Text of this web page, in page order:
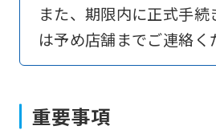
また、期限内に正式手
は予め店舗までご連絡く
重要事項